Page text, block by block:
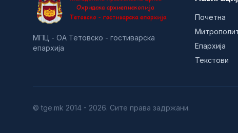
МПЦ - ОА Тетовско - гостиварска
епархија
Почетна
Епархија
Текстови
© tge.mk 2014 - 2026. Сите права задржани.